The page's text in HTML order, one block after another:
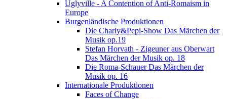
Uglyville - A Contention of Anti-Romaism in
Europe
Burgenländische Produktionen
Die Charly&Pepi-Show Das Märchen der
Musik op.19
Stefan Horvath - Zigeuner aus Oberwart
Das Märchen der Musik op. 18
Die Roma-Schauer Das Märchen der
Musik op. 16
Internationale Produktionen
Faces of Change